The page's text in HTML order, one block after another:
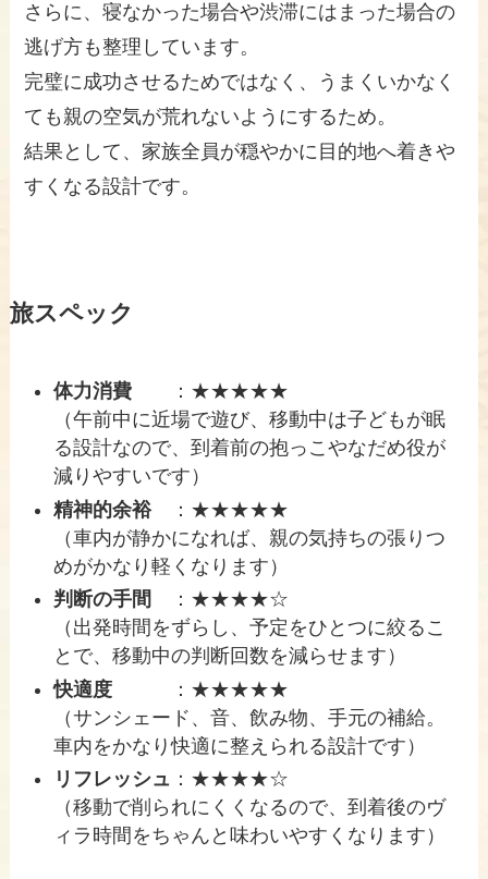
さらに、寝なかった場合や渋滞にはまった場合の
逃げ方も整理しています。
完璧に成功させるためではなく、うまくいかなく
ても親の空気が荒れないようにするため。
結果として、家族全員が穏やかに目的地へ着きや
すくなる設計です。
旅スペック
体力消費 ：★★★★★
（午前中に近場で遊び、移動中は子どもが眠
る設計なので、到着前の抱っこやなだめ役が
減りやすいです）
精神的余裕：★★★★★
（車内が静かになれば、親の気持ちの張りつ
めがかなり軽くなります）
判断の手間
：★★★★☆
（出発時間をずらし、予定をひとつに絞るこ
とで、移動中の判断回数を減らせます）
快適度
：★★★★★
（サンシェード、音、飲み物、手元の補給。
車内をかなり快適に整えられる設計です）
リフレッシュ ：★★★★☆
（移動で削られにくくなるので、到着後のヴ
ィラ時間をちゃんと味わいやすくなります）